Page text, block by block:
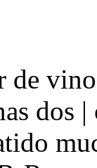
de
dos